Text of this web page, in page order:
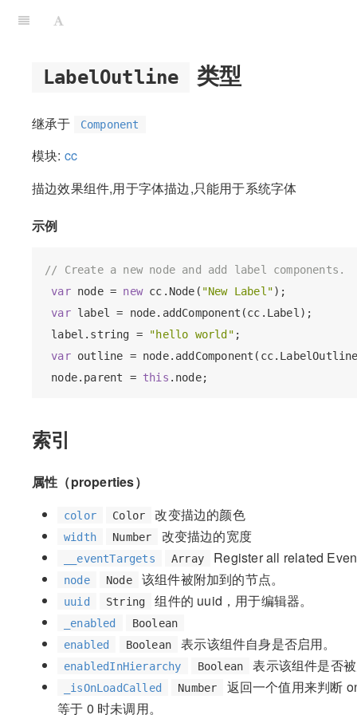
LabelOutline 类型
继承于 Component
模块: cc
描边效果组件,用于字体描边,只能用于系统字体
示例
// Create a new node and add label components.
var node = new cc.Node( "New Label");
var label = node.addComponent(cc.Label);
label.string =
"hello world" ;
var outline =
node.parent = this
索引
属性（properties）
color Color 改变描边的颜色
width Number 改变描边的宽度
__eventTargets Array Register all related
node Node 该组件被附加到的节点。
uuid String 组件的 uuid，用于编辑器。
_enabled
Boolean
enabled
Boolean 表示该组件自身是否启用。
enabledInHierarchy Boolean 表示该组件是否
_isOnLoadCalled Number
返回一个值用来判断
等于 0 时未调用。